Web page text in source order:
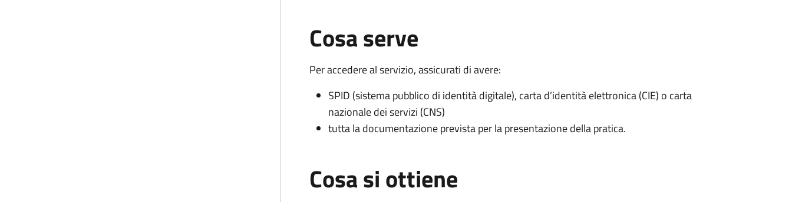
Cosa serve
Per accedere al servizio, assicurati di avere:
SPID (sistema pubblico di identità digitale), carta d’identità elettronica (CIE) o carta
nazionale dei servizi (CNS)
tutta la documentazione prevista per la presentazione della pratica.
Cosa si ottiene